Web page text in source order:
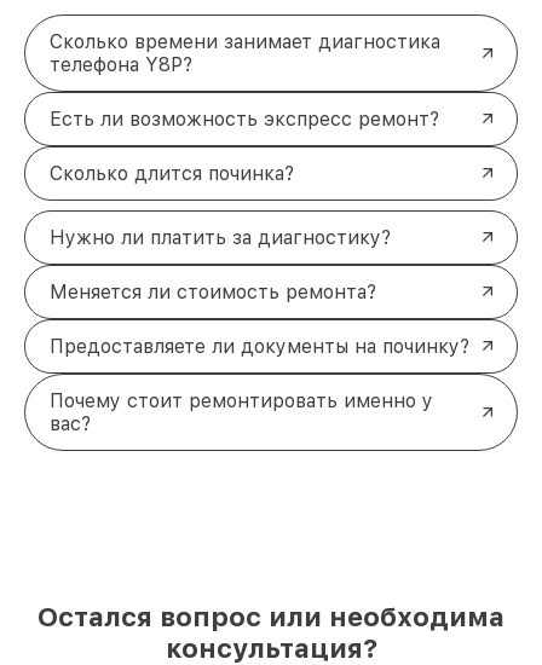
Сколько времени занимает диагностика
телефона Y8P?
Есть ли возможность экспресс ремонт?
Сколько длится починка?
Нужно ли платить за диагностику?
Меняется ли стоимость ремонта?
Предоставляете ли документы на починку?
Почему стоит ремонтировать именно у
вас?
Остался вопрос или необходима
консультация?